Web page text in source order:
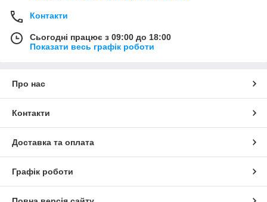
Контакти
Сьогодні працює з 09:00 до 18:00
Показати весь графік роботи
Про нас
Контакти
Доставка та оплата
Графік роботи